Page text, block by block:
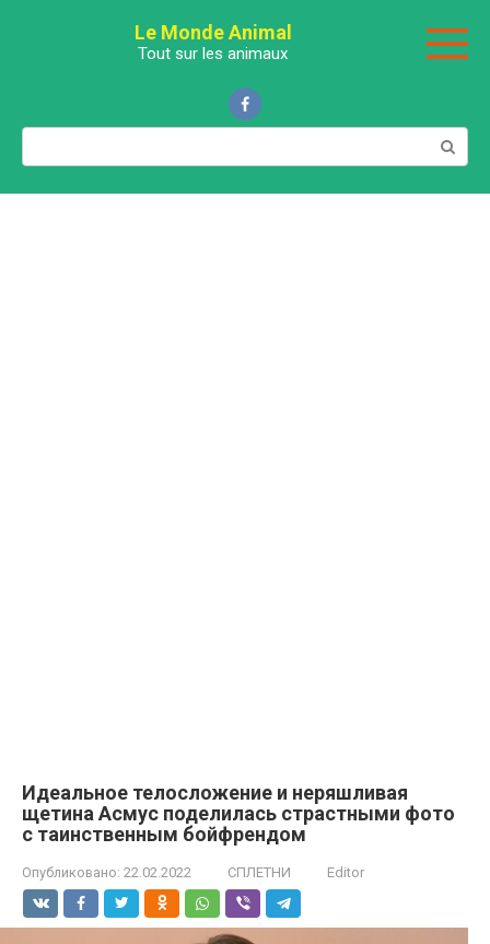
Le Monde Animal
Tout sur les animaux
Поиск:
Идеальное телосложение и неряшливая
щетина Асмус поделилась страстными фото
с таинственным бойфрендом
Опубликовано: 22.02.2022 СПЛЕТНИ Editor